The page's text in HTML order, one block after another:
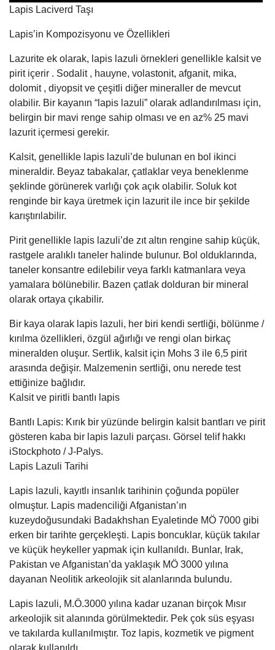
Lapis Laciverd Taşı
Lapis’in Kompozisyonu ve Özellikleri
Lazurite ek olarak, lapis lazuli örnekleri genellikle kalsit ve
pirit içerir . Sodalit , hauyne, volastonit, afganit, mika,
dolomit , diyopsit ve çeşitli diğer mineraller de mevcut
olabilir. Bir kayanın “lapis lazuli” olarak adlandırılması için,
belirgin bir mavi renge sahip olması ve en az% 25 mavi
lazurit içermesi gerekir.
Kalsit, genellikle lapis lazuli’de bulunan en bol ikinci
mineraldir. Beyaz tabakalar, çatlaklar veya beneklenme
şeklinde görünerek varlığı çok açık olabilir. Soluk kot
renginde bir kaya üretmek için lazurit ile ince bir şekilde
karıştırılabilir.
Pirit genellikle lapis lazuli’de zıt altın rengine sahip küçük,
rastgele aralıklı taneler halinde bulunur. Bol olduklarında,
taneler konsantre edilebilir veya farklı katmanlara veya
yamalara bölünebilir. Bazen çatlak dolduran bir mineral
olarak ortaya çıkabilir.
Bir kaya olarak lapis lazuli, her biri kendi sertliği, bölünme /
kırılma özellikleri, özgül ağırlığı ve rengi olan birkaç
mineralden oluşur. Sertlik, kalsit için Mohs 3 ile 6,5 pirit
arasında değişir. Malzemenin sertliği, onu nerede test
ettiğinize bağlıdır.
Kalsit ve piritli bantlı lapis
Bantlı Lapis: Kırık bir yüzünde belirgin kalsit bantları ve pirit
gösteren kaba bir lapis lazuli parçası. Görsel telif hakkı
iStockphoto / J-Palys.
Lapis Lazuli Tarihi
Lapis lazuli, kayıtlı insanlık tarihinin çoğunda popüler
olmuştur. Lapis madenciliği Afganistan’ın
kuzeydoğusundaki Badakhshan Eyaletinde MÖ 7000 gibi
erken bir tarihte gerçekleşti. Lapis boncuklar, küçük takılar
ve küçük heykeller yapmak için kullanıldı. Bunlar, Irak,
Pakistan ve Afganistan’da yaklaşık MÖ 3000 yılına
dayanan Neolitik arkeolojik sit alanlarında bulundu.
Lapis lazuli, M.Ö.3000 yılına kadar uzanan birçok Mısır
arkeolojik sit alanında görülmektedir. Pek çok süs eşyası
ve takılarda kullanılmıştır. Toz lapis, kozmetik ve pigment
olarak kullanıldı.